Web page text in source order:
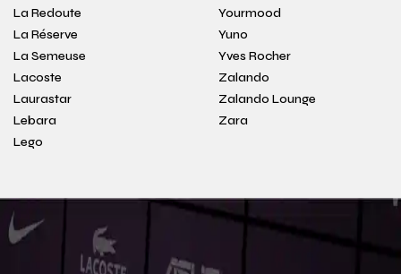
La Redoute
La Réserve
La Semeuse
Lacoste
Laurastar
Lebara
Lego
Yourmood
Yuno
Yves Rocher
Zalando
Zalando Lounge
Zara